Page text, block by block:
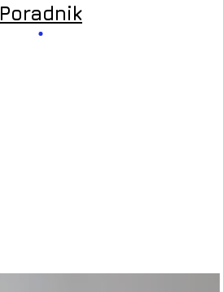
Poradnik